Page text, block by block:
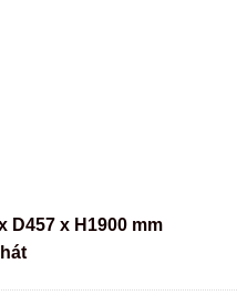
D457 x H1900 mm